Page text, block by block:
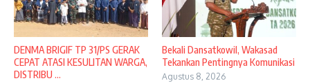
DENMA BRIGIF TP 31/PS GERAK
CEPAT ATASI KESULITAN WARGA,
DISTRIBU ...
Bekali Dansatkowil, Wakasad
Tekankan Pentingnya Komunikasi
Agustus 8, 2026